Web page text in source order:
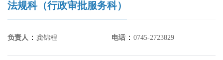
法规科（行政审批服务科）
负责人 ： 龚锦程 电话 ： 0745-2723829